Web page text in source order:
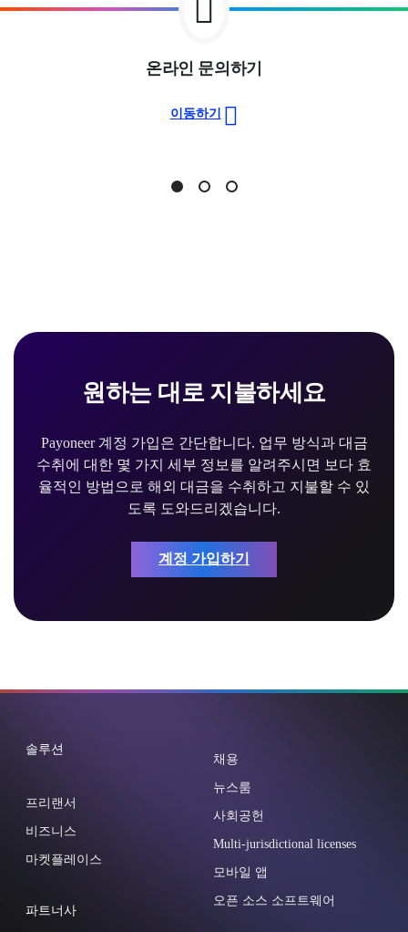
온라인 문의하기
이동하기
원하는 대로 지불하세요
Payoneer 계정 가입은 간단합니다. 업무 방식과 대금
수취에 대한 몇 가지 세부 정보를 알려주시면 보다 효
율적인 방법으로 해외 대금을 수취하고 지불할 수 있
도록 도와드리겠습니다.
계정 가입하기
솔루션
프리랜서
비즈니스
마켓플레이스
파트너사
채용
뉴스룸
사회공헌
Multi-jurisdictional licenses
모바일 앱
오픈 소스 소프트웨어